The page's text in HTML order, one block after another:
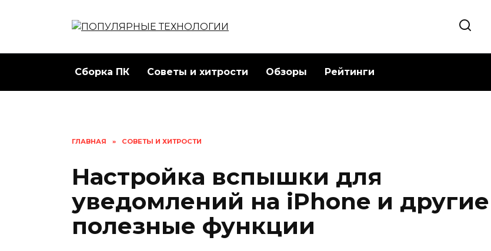
Сборка ПК Советы и хитрости Обзоры Рейтинги
ГЛАВНАЯ » СОВЕТЫ И ХИТРОСТИ
Настройка вспышки для
уведомлений на iPhone и другие
полезные функции